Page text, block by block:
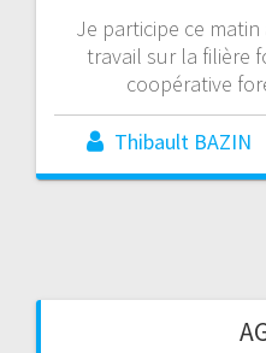
Je participe ce
travail sur la filière
coopérative
Thibault BAZIN